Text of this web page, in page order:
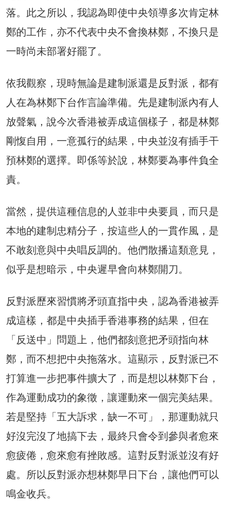
落。此之所以，我認為即使中央領導多次肯定林
鄭的工作，亦不代表中央不會換林鄭，不換只是
一時尚未部署好罷了。
依我觀察，現時無論是建制派還是反對派，都有
人在為林鄭下台作言論準備。先是建制派內有人
放聲氣，說今次香港被弄成這個樣子，都是林鄭
剛愎自用，一意孤行的結果，中央並沒有插手干
預林鄭的選擇。即係等於說，林鄭要為事件負全
責。
當然，提供這種信息的人並非中央要員，而只是
本地的建制忠精分子，按這些人的一貫作風，是
不敢刻意與中央唱反調的。他們散播這類意見，
似乎是想暗示，中央遲早會向林鄭開刀。
反對派歷來習慣將矛頭直指中央，認為香港被弄
成這樣，都是中央插手香港事務的結果，但在
「反送中」問題上，他們都刻意把矛頭指向林
鄭，而不想把中央拖落水。這顯示，反對派已不
打算進一步把事件擴大了，而是想以林鄭下台，
作為運動成功的象徵，讓運動來一個完美結果。
若是堅持「五大訴求，缺一不可」，那運動就只
好沒完沒了地搞下去，最終只會令到參與者愈來
愈疲倦，愈來愈有挫敗感。這對反對派並沒有好
處。所以反對派亦想林鄭早日下台，讓他們可以
鳴金收兵。